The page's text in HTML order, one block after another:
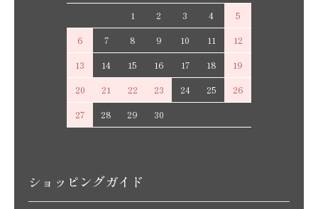
1
2 3 4
5
6
7 8 9 10 11
12
13
14 15 16 17 18
19
20
21 22 23 24 25
26
27
28 29 30
ショッピングガイド